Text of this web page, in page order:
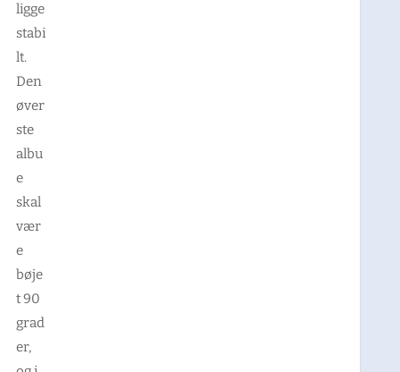
ligge
stabi
lt.
Den
øver
ste
albu
e
skal
vær
e
bøje
t 90
grad
er,